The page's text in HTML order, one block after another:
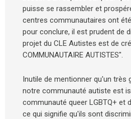
puisse se rassembler et
centres communautaires ont été
pour conclure, il est prudent de
projet du CLE Autistes est de
COMMUNAUTAIRE AUTISTES".
Inutile de mentionner qu'un très
notre communauté autiste est
communauté queer LGBTQ+ et
ce qui signifie qu'ils sont